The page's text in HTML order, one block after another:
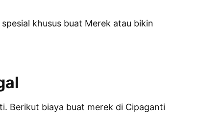
khusus buat Merek atau bikin
Berikut biaya buat merek di Cipaganti